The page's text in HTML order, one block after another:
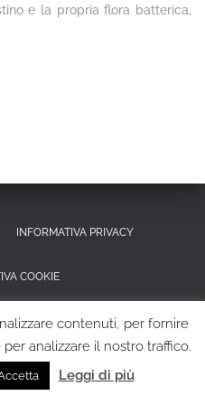
e la propria flora batterica,
INFORMATIVA PRIVACY
COOKIE
DEI DATI PERSONALI
daThemeIsle
contenuti, per fornire
analizzare il nostro traffico.
Leggi di più